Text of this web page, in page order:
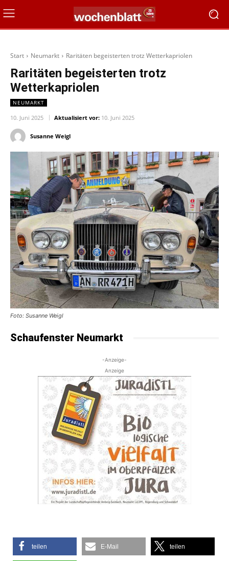
Start Neumarkt Raritäten begeisterten trotz Wetterkapriolen
Raritäten begeisterten trotz
Wetterkapriolen
NEUMARKT
10. Juni 2025 Aktualisiert vor: 10. Juni 2025
Susanne Weigl
Foto: Susanne Weigl
Schaufenster Neumarkt
-Anzeige-
Anzeige
teilen E-Mail teilen